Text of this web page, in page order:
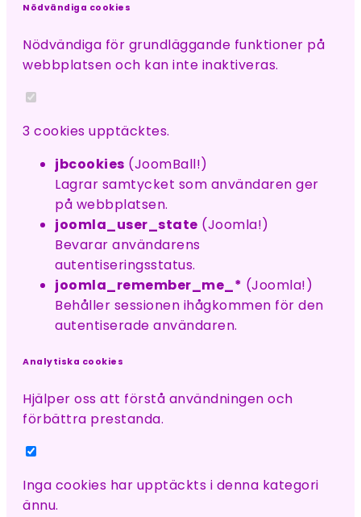
Nödvändiga cookies
Nödvändiga för grundläggande funktioner på
webbplatsen och kan inte inaktiveras.
3 cookies upptäcktes.
jbcookies (JoomBall!)
Lagrar samtycket som användaren ger
på webbplatsen.
joomla_user_state (Joomla!)
Bevarar användarens
autentiseringsstatus.
joomla_remember_me_* (Joomla!)
Behåller sessionen ihågkommen för den
autentiserade användaren.
Analytiska cookies
Hjälper oss att förstå användningen och
förbättra prestanda.
Inga cookies har upptäckts i denna kategori
ännu.